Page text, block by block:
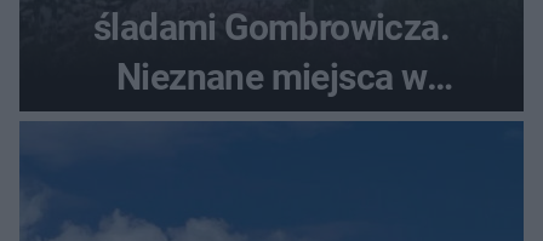
śladami Gombrowicza.
Nieznane miejsca w
Świętokrzyskiem